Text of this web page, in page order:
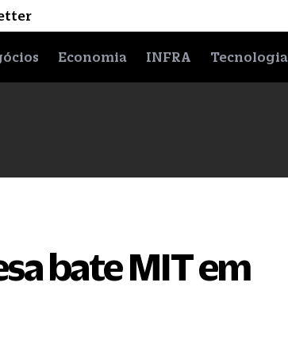
Economia INFRA Tecnologia
bate MIT em